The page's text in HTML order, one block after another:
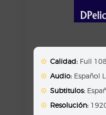
Calidad: Full
Audio: Español
Subtitulos:
Resolución: